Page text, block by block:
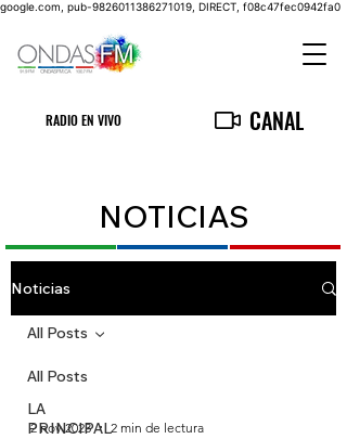
google.com, pub-9826011386271019, DIRECT, f08c47fec0942fa0
RADIO EN VIVO CANAL
NOTICIAS
Noticias
All Posts
LA
PRINCIPAL
All Posts
2 nov 2023 2 min de lectura